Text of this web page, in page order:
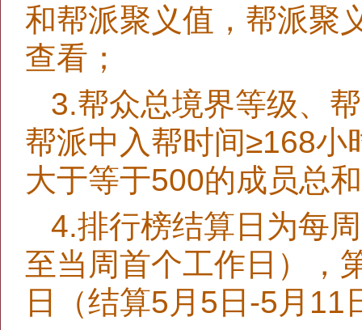
和帮派聚义值，帮派聚
查看；
3.帮众总境界等级、
帮派中入帮时间≥168
大于等于500的成员总
4.排行榜结算日为每
至当周首个工作日），
日（结算5月5日-5月11